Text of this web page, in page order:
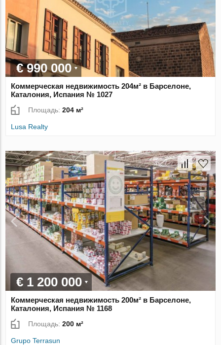
€ 990 000
Коммерческая недвижимость 204м² в Барселоне,
Каталония, Испания № 1027
Площадь:204 м²
Lusa Realty
€ 1 200 000
Коммерческая недвижимость 200м² в Барселоне,
Каталония, Испания № 1168
Площадь:200 м²
Grupo Terrasun